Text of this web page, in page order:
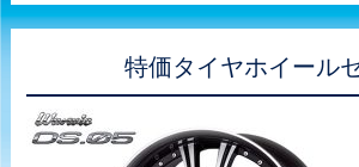
特価タイヤホイール